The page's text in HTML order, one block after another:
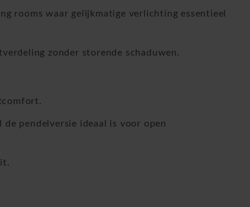
rooms waar gelijkmatige verlichting essentieel
zonder storende schaduwen.
pendelversie ideaal is voor open